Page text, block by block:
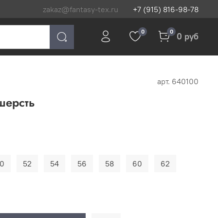
zakaz@fantasy-tex.ru +7 (915) 816-98-78
0 0 0 руб
арт. 640100
52 54 56 58 60 62